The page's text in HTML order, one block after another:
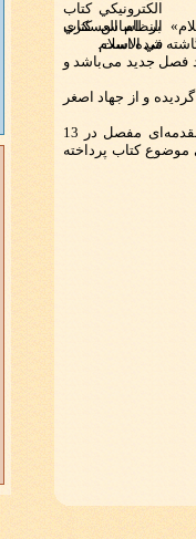
بر اساس کتاب
شده است.
فصل جدید می‌باشد و
در 45 بحث تدوین گردیده و از جهاد اصغر
دکتر اسعد علی استاد دانشکده ادبیات دمشق مقدمه‌ای مفصل در 13
محور به بررسی موضوع کتاب پرداخته